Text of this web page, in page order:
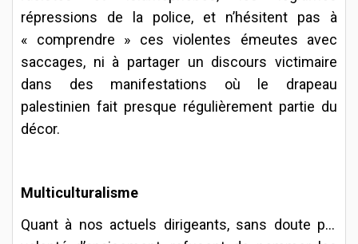
répressions de la police, et n’hésitent pas à
« comprendre » ces violentes émeutes avec
saccages, ni à partager un discours victimaire
dans des manifestations où le drapeau
palestinien fait presque régulièrement partie du
décor.
Multiculturalisme
Quant à nos actuels dirigeants, sans doute par